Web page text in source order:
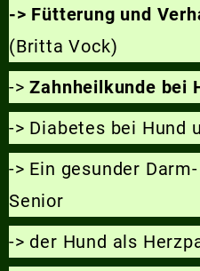
-> Fütterung und
(Britta Vock)
->Zahnheilkunde bei
-> Diabetes bei Hund
-> Ein gesunder
Senior
-> der Hund als